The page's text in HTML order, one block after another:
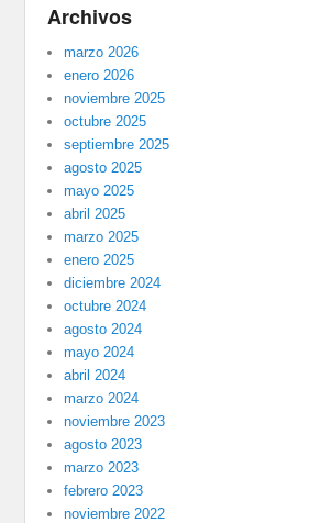
Archivos
marzo 2026
enero 2026
noviembre 2025
octubre 2025
septiembre 2025
agosto 2025
mayo 2025
abril 2025
marzo 2025
enero 2025
diciembre 2024
octubre 2024
agosto 2024
mayo 2024
abril 2024
marzo 2024
noviembre 2023
agosto 2023
marzo 2023
febrero 2023
noviembre 2022